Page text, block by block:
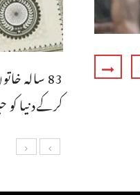
83 سالہ
کرکےدنیا کو